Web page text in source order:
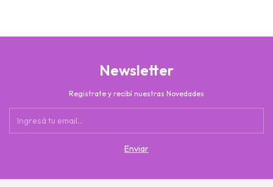
Newsletter
Registrate y recibí nuestras Novedades